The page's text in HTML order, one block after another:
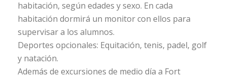
habitación, según edades y sexo. En cada
habitación dormirá un monitor con ellos para
supervisar a los alumnos.
Deportes opcionales: Equitación, tenis, padel, golf
y natación.
Además de excursiones de medio día a Fort